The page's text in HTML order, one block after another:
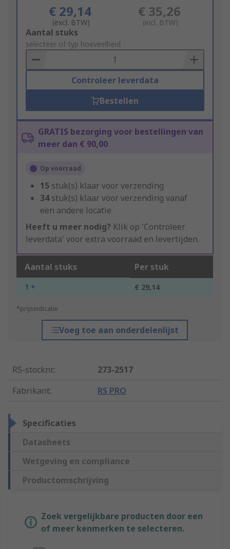
€ 29,14
(excl. BTW)
€ 35,26
(incl. BTW)
Add
to
Basket
Aantal stuks
selecteer of typ hoeveelheid
Controleer leverdata
Bestellen
GRATIS bezorging voor bestellingen van
meer dan € 90,00
Op voorraad
15 stuk(s) klaar voor verzending
34stuk(s) klaar voor verzending vanaf
een andere locatie
Heeft u meer nodig? Klik op 'Controleer
leverdata' voor extra voorraad en levertijden.
Aantal stuks Per stuk
1 + € 29,14
*prijsindicatie
Voeg toe aan onderdelenlijst
RS-stocknr.:
273-2517
Fabrikant: RS PRO
Specificaties
Datasheets
Wetgeving en compliance
Productomschrijving
Zoek vergelijkbare producten door een
of meer kenmerken te selecteren.